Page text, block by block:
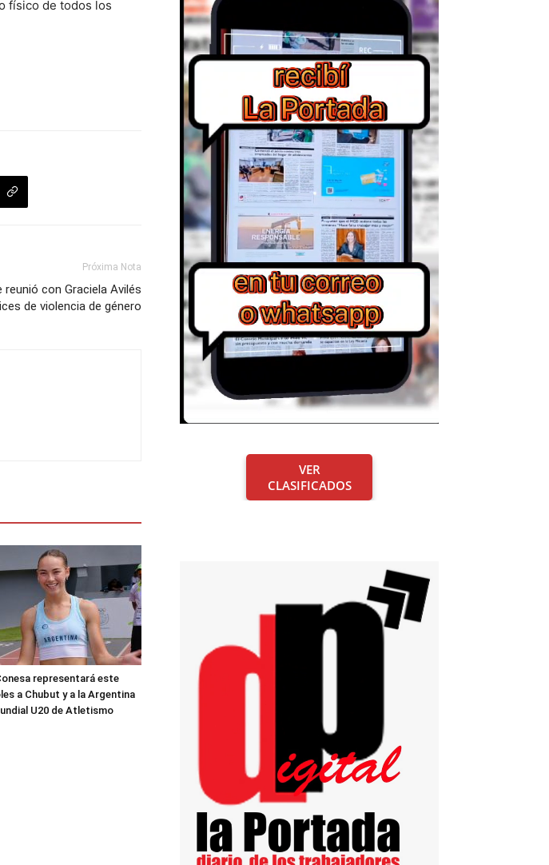
físico de todos los
Próxima Nota
con Graciela Avilés
de violencia de género
representará este
a Chubut y a la Argentina
U20 de Atletismo
VER
CLASIFICADOS